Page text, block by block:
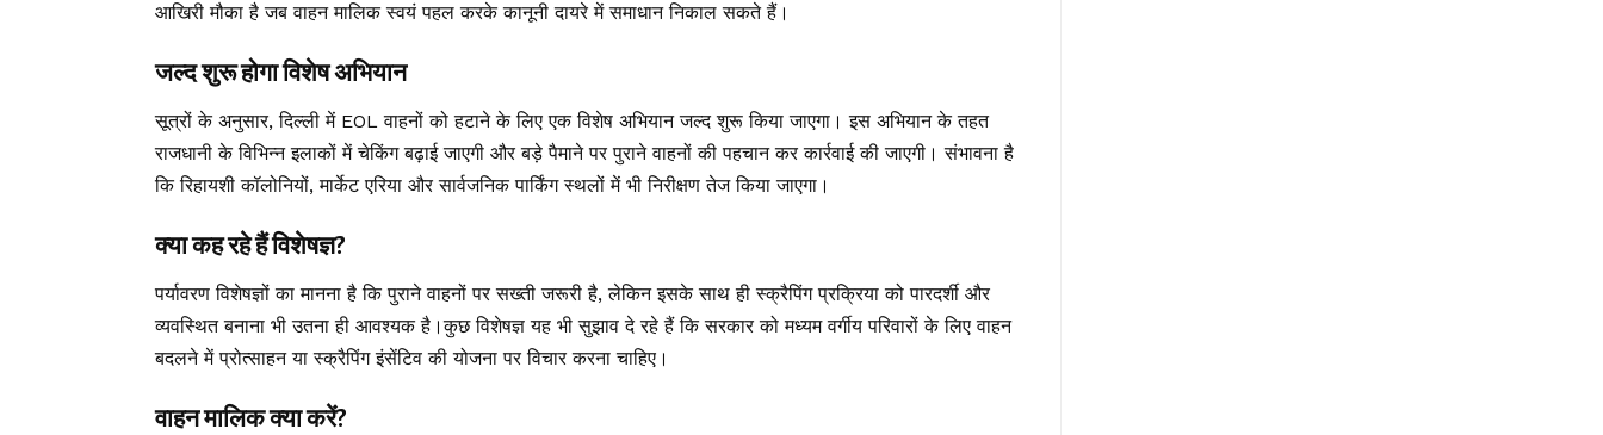
आखिरी मौका है जब वाहन मालिक स्वयं पहल करके कानूनी दायरे में समाधान निकाल सकते हैं।
जल्द शुरू होगा विशेष अभियान
सूत्रों के अनुसार, दिल्ली में EOL वाहनों को हटाने के लिए एक विशेष अभियान जल्द शुरू किया जाएगा। इस अभियान के तहत
राजधानी के विभिन्न इलाकों में चेकिंग बढ़ाई जाएगी और बड़े पैमाने पर पुराने वाहनों की पहचान कर कार्रवाई की जाएगी। संभावना है
कि रिहायशी कॉलोनियों, मार्केट एरिया और सार्वजनिक पार्किंग स्थलों में भी निरीक्षण तेज किया जाएगा।
क्या कह रहे हैं विशेषज्ञ?
पर्यावरण विशेषज्ञों का मानना है कि पुराने वाहनों पर सख्ती जरूरी है, लेकिन इसके साथ ही स्क्रैपिंग प्रक्रिया को पारदर्शी और
व्यवस्थित बनाना भी उतना ही आवश्यक है।कुछ विशेषज्ञ यह भी सुझाव दे रहे हैं कि सरकार को मध्यम वर्गीय परिवारों के लिए वाहन
बदलने में प्रोत्साहन या स्क्रैपिंग इंसेंटिव की योजना पर विचार करना चाहिए।
वाहन मालिक क्या करें?